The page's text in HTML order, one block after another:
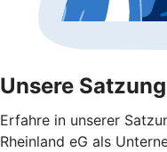
Unsere Satzung
Erfahre in unserer
Rheinland eG als